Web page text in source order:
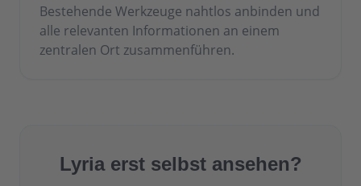
Bestehende Werkzeuge nahtlos anbinden und
alle relevanten Informationen an einem
zentralen Ort zusammenführen.
Lyria erst selbst ansehen?